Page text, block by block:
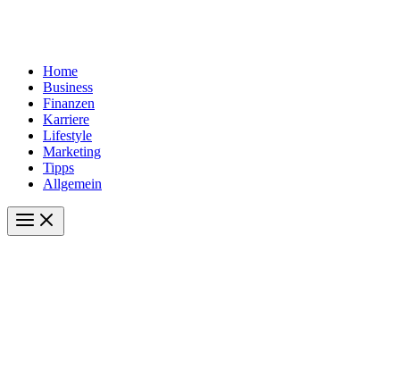
Home
Business
Finanzen
Karriere
Lifestyle
Marketing
Tipps
Allgemein